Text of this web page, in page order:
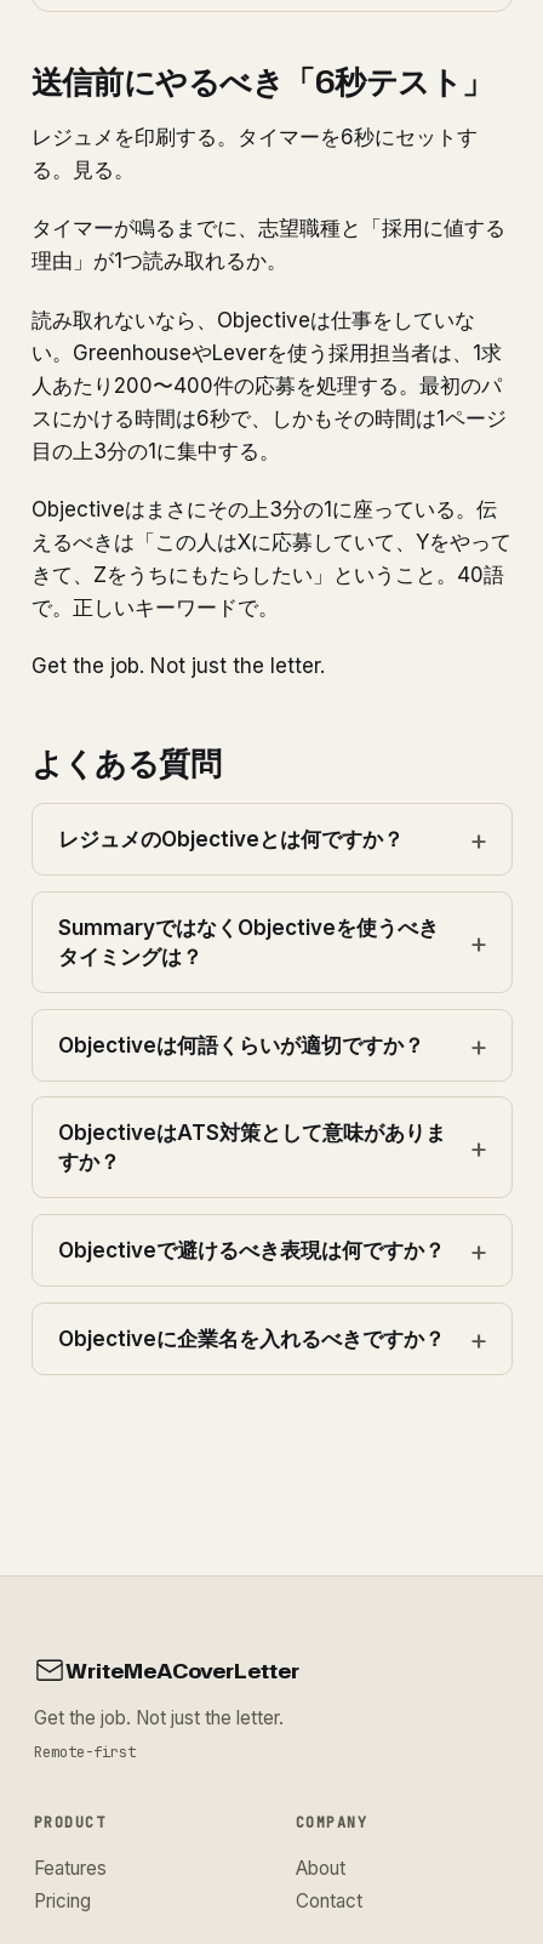
送信前にやるべき「6秒テスト」
レジュメを印刷する。タイマーを6秒にセットす
る。見る。
タイマーが鳴るまでに、志望職種と「採用に値する
理由」が1つ読み取れるか。
読み取れないなら、Objectiveは仕事をしていな
い。GreenhouseやLeverを使う採用担当者は、1求
人あたり200〜400件の応募を処理する。最初のパ
スにかける時間は6秒で、しかもその時間は1ページ
目の上3分の1に集中する。
Objectiveはまさにその上3分の1に座っている。伝
えるべきは「この人はXに応募していて、Yをやって
きて、Zをうちにもたらしたい」ということ。40語
で。正しいキーワードで。
Get the job. Not just the letter.
よくある質問
レジュメのObjectiveとは何ですか？
SummaryではなくObjectiveを使うべき
タイミングは？
Objectiveは何語くらいが適切ですか？
ObjectiveはATS対策として意味がありま
すか？
Objectiveで避けるべき表現は何ですか？
Objectiveに企業名を入れるべきですか？
WriteMeACoverLetter
Get the job. Not just the letter.
Remote-first
PRODUCT
Features
Pricing
COMPANY
About
Contact